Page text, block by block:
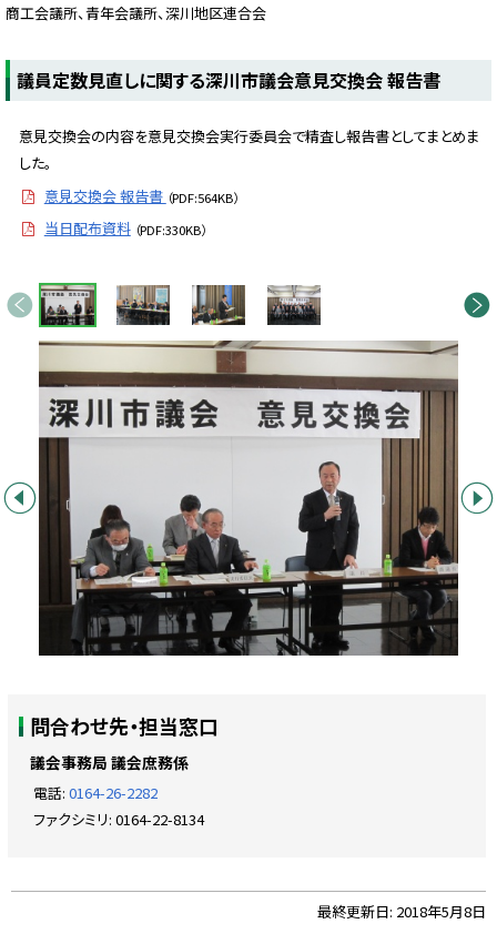
商工会議所、青年会議所、深川地区連合会
議員定数見直しに関する深川市議会意見交換会 報告書
意見交換会の内容を意見交換会実行委員会で精査し報告書としてまとめま
した。
意見交換会 報告書 （PDF:564KB）
当日配布資料 （PDF:330KB）
画
像
ス
イ
ド
集
前へ 次へ
前へ 次へ
ッ
プ
問合わせ先・担当窓口
議会事務局 議会庶務係
電話: 0164-26-2282
ファクシミリ: 0164-22-8134
最終更新日: 2018年5月8日